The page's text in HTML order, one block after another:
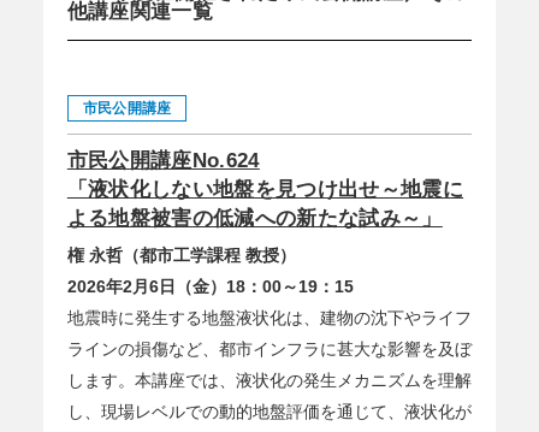
他講座関連一覧
市民公開講座
市民公開講座No.624
「液状化しない地盤を見つけ出せ～地震に
よる地盤被害の低減への新たな試み～」
権 永哲（都市工学課程 教授）
2026年2月6日（金）18：00～19：15
地震時に発生する地盤液状化は、建物の沈下やライフ
ラインの損傷など、都市インフラに甚大な影響を及ぼ
します。本講座では、液状化の発生メカニズムを理解
し、現場レベルでの動的地盤評価を通じて、液状化が